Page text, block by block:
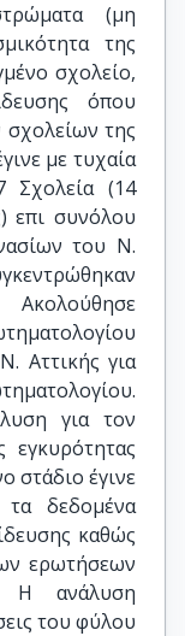
(μη
της
σχολείο,
όπου
της
με τυχαία
Σχολεία (14
επι συνόλου
του Ν.
Ακολούθησε
Αττικής για
για τον
εγκυρότητας
στάδιο έγινε
τα δεδομένα
καθώς
ερωτήσεων
Η ανάλυση
του φύλου